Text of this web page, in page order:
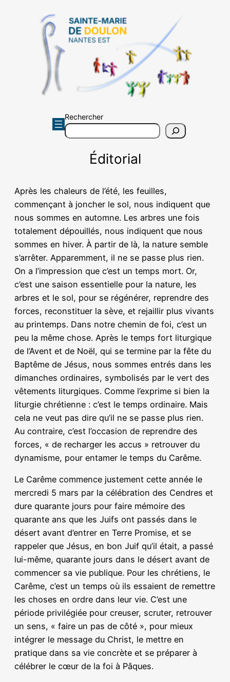
Rechercher
Éditorial
Après les chaleurs de l’été, les feuilles,
commençant à joncher le sol, nous indiquent que
nous sommes en automne. Les arbres une fois
totalement dépouillés, nous indiquent que nous
sommes en hiver. À partir de là, la nature semble
s’arrêter. Apparemment, il ne se passe plus rien.
On a l’impression que c’est un temps mort. Or,
c’est une saison essentielle pour la nature, les
arbres et le sol, pour se régénérer, reprendre des
forces, reconstituer la sève, et rejaillir plus vivants
au printemps. Dans notre chemin de foi, c’est un
peu la même chose. Après le temps fort liturgique
de l’Avent et de Noël, qui se termine par la fête du
Baptême de Jésus, nous sommes entrés dans les
dimanches ordinaires, symbolisés par le vert des
vêtements liturgiques. Comme l’exprime si bien la
liturgie chrétienne : c’est le temps ordinaire. Mais
cela ne veut pas dire qu’il ne se passe plus rien.
Au contraire, c’est l’occasion de reprendre des
forces, « de recharger les accus » retrouver du
dynamisme, pour entamer le temps du Carême.
Le Carême commence justement cette année le
mercredi 5 mars par la célébration des Cendres et
dure quarante jours pour faire mémoire des
quarante ans que les Juifs ont passés dans le
désert avant d’entrer en Terre Promise, et se
rappeler que Jésus, en bon Juif qu’il était, a passé
lui-même, quarante jours dans le désert avant de
commencer sa vie publique. Pour les chrétiens, le
Carême, c’est un temps où ils essaient de remettre
les choses en ordre dans leur vie. C’est une
période privilégiée pour creuser, scruter, retrouver
un sens, « faire un pas de côté », pour mieux
intégrer le message du Christ, le mettre en
pratique dans sa vie concrète et se préparer à
célébrer le cœur de la foi à Pâques.